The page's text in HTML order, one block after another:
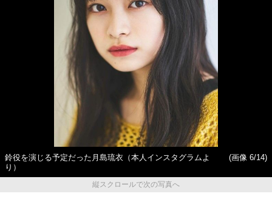
鈴役を演じる予定だった月島琉衣（本人インスタグラムよ
り）
(画像 6/14)
縦スクロールで次の写真へ